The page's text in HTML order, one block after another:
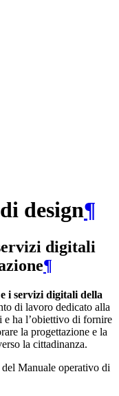
design¶
digitali
¶
i servizi digitali della
di lavoro dedicato alla
ha l’obiettivo di fornire
la progettazione e la
la cittadinanza.
Manuale operativo di